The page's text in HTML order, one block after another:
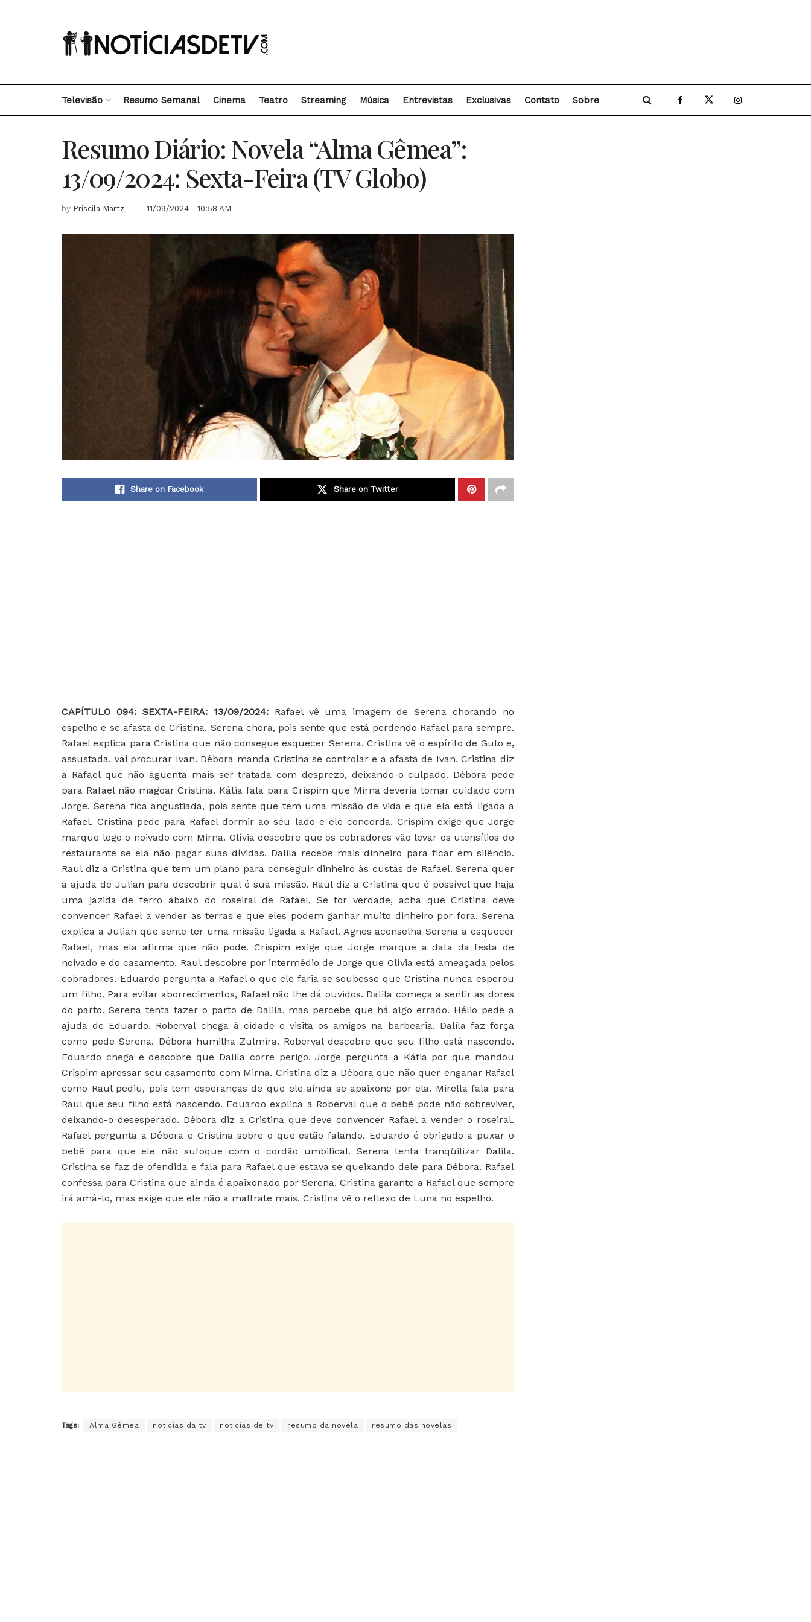
Televisão Resumo Semanal Cinema Teatro Streaming Música Entrevistas Exclusivas Contato Sobre
Resumo Diário: Novela “Alma Gêmea”:
13/09/2024: Sexta-Feira (TV Globo)
by Priscila Martz 11/09/2024 - 10:58 AM
Share on Facebook Share on Twitter
CAPÍTULO 094: SEXTA-FEIRA: 13/09/2024: Rafael vê uma imagem de Serena chorando no
espelho e se afasta de Cristina. Serena chora, pois sente que está perdendo Rafael para sempre.
Rafael explica para Cristina que não consegue esquecer Serena. Cristina vê o espírito de Guto e,
assustada, vai procurar Ivan. Débora manda Cristina se controlar e a afasta de Ivan. Cristina diz
a Rafael que não agüenta mais ser tratada com desprezo, deixando-o culpado. Débora pede
para Rafael não magoar Cristina. Kátia fala para Crispim que Mirna deveria tomar cuidado com
Jorge. Serena fica angustiada, pois sente que tem uma missão de vida e que ela está ligada a
Rafael. Cristina pede para Rafael dormir ao seu lado e ele concorda. Crispim exige que Jorge
marque logo o noivado com Mirna. Olívia descobre que os cobradores vão levar os utensílios do
restaurante se ela não pagar suas dívidas. Dalila recebe mais dinheiro para ficar em silêncio.
Raul diz a Cristina que tem um plano para conseguir dinheiro às custas de Rafael. Serena quer
a ajuda de Julian para descobrir qual é sua missão. Raul diz a Cristina que é possível que haja
uma jazida de ferro abaixo do roseiral de Rafael. Se for verdade, acha que Cristina deve
convencer Rafael a vender as terras e que eles podem ganhar muito dinheiro por fora. Serena
explica a Julian que sente ter uma missão ligada a Rafael. Agnes aconselha Serena a esquecer
Rafael, mas ela afirma que não pode. Crispim exige que Jorge marque a data da festa de
noivado e do casamento. Raul descobre por intermédio de Jorge que Olívia está ameaçada pelos
cobradores. Eduardo pergunta a Rafael o que ele faria se soubesse que Cristina nunca esperou
um filho. Para evitar aborrecimentos, Rafael não lhe dá ouvidos. Dalila começa a sentir as dores
do parto. Serena tenta fazer o parto de Dalila, mas percebe que há algo errado. Hélio pede a
ajuda de Eduardo. Roberval chega à cidade e visita os amigos na barbearia. Dalila faz força
como pede Serena. Débora humilha Zulmira. Roberval descobre que seu filho está nascendo.
Eduardo chega e descobre que Dalila corre perigo. Jorge pergunta a Kátia por que mandou
Crispim apressar seu casamento com Mirna. Cristina diz a Débora que não quer enganar Rafael
como Raul pediu, pois tem esperanças de que ele ainda se apaixone por ela. Mirella fala para
Raul que seu filho está nascendo. Eduardo explica a Roberval que o bebê pode não sobreviver,
deixando-o desesperado. Débora diz a Cristina que deve convencer Rafael a vender o roseiral.
Rafael pergunta a Débora e Cristina sobre o que estão falando. Eduardo é obrigado a puxar o
bebê para que ele não sufoque com o cordão umbilical. Serena tenta tranqüilizar Dalila.
Cristina se faz de ofendida e fala para Rafael que estava se queixando dele para Débora. Rafael
confessa para Cristina que ainda é apaixonado por Serena. Cristina garante a Rafael que sempre
irá amá-lo, mas exige que ele não a maltrate mais. Cristina vê o reflexo de Luna no espelho.
Tags: Alma Gêmea noticias da tv noticias de tv resumo da novela resumo das novelas